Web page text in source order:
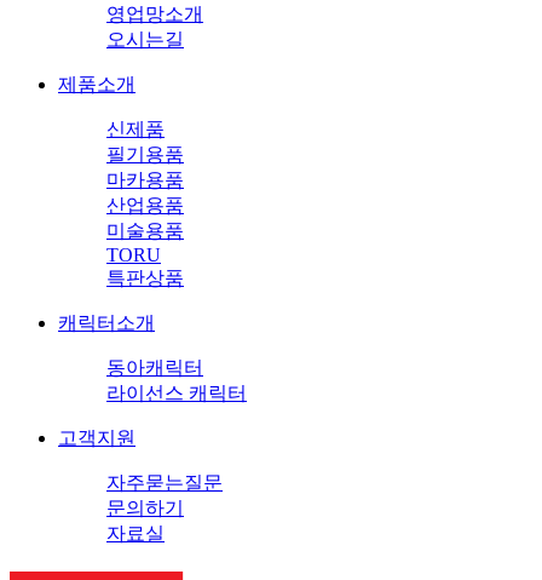
영업망소개
오시는길
제품소개
신제품
필기용품
마카용품
산업용품
미술용품
TORU
특판상품
캐릭터소개
동아캐릭터
라이선스 캐릭터
고객지원
자주묻는질문
문의하기
자료실